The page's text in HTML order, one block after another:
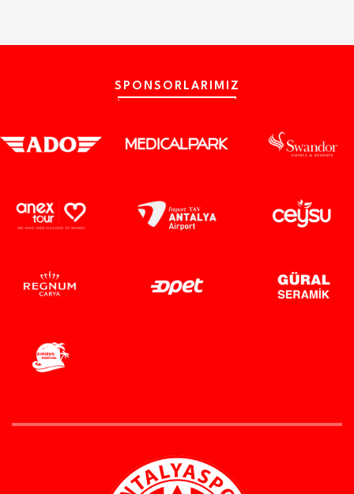
SPONSORLARIMIZ